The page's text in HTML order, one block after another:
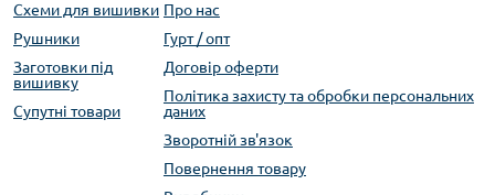
Схеми для вишивки
Рушники
Заготовки під
вишивку
Супутні товари
Про нас
Гурт / опт
Договір оферти
Політика захисту та обробки персональних
даних
Зворотній зв'язок
Повернення товару